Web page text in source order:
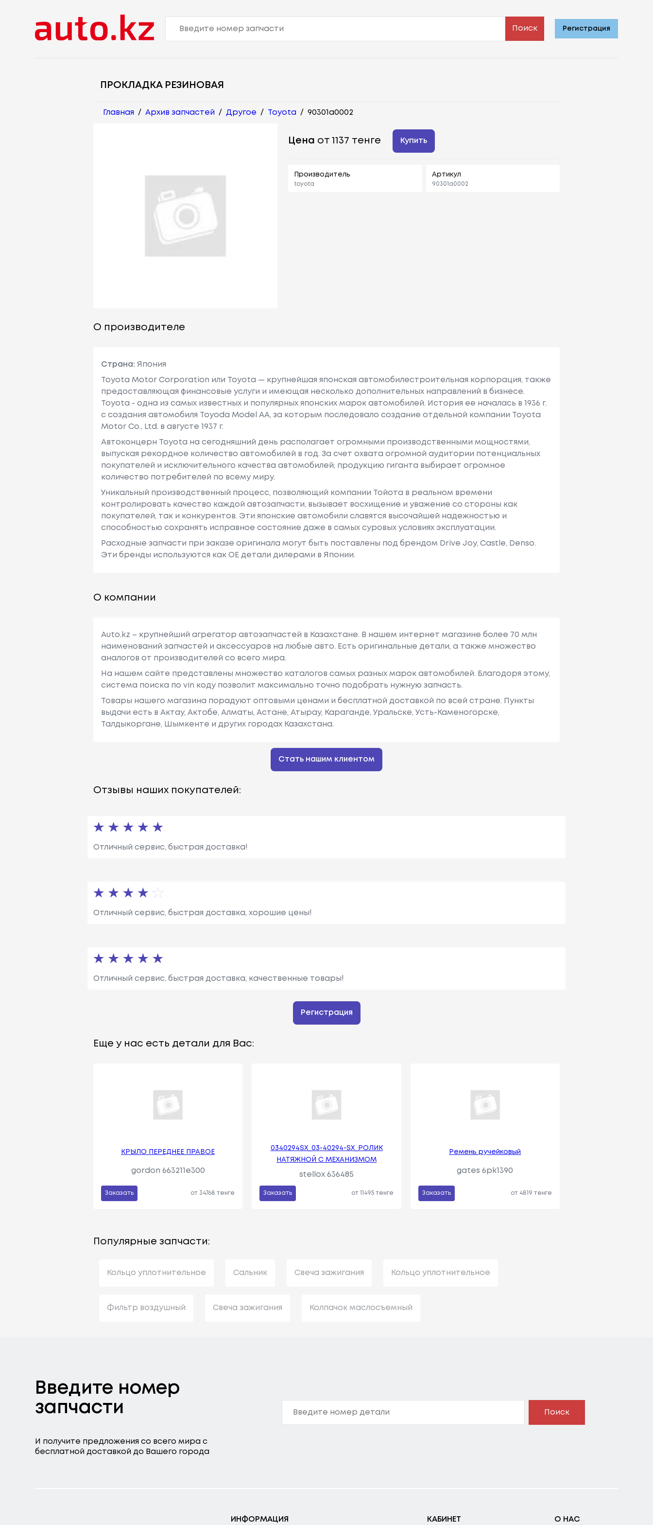
Поиск Регистрация
ПРОКЛАДКА РЕЗИНОВАЯ
Главная / Архив запчастей / Другое / Toyota / 90301a0002
Цена от 1137 тенге Купить
Производитель
toyota
Артикул
90301a0002
О производителе
Страна: Япония
Toyota Motor Corporation или Toyota — крупнейшая японская автомобилестроительная корпорация, также
предоставляющая финансовые услуги и имеющая несколько дополнительных направлений в бизнесе.
Toyota - одна из самых известных и популярных японских марок автомобилей. История ее началась в 1936 г.
с создания автомобиля Toyoda Model AA, за которым последовало создание отдельной компании Toyota
Motor Co., Ltd. в августе 1937 г.
Автоконцерн Toyota на сегодняшний день располагает огромными производственными мощностями,
выпуская рекордное количество автомобилей в год. За счет охвата огромной аудитории потенциальных
покупателей и исключительного качества автомобилей, продукцию гиганта выбирает огромное
количество потребителей по всему миру.
Уникальный производственный процесс, позволяющий компании Тойота в реальном времени
контролировать качество каждой автозапчасти, вызывает восхищение и уважение со стороны как
покупателей, так и конкурентов. Эти японские автомобили славятся высочайшей надежностью и
способностью сохранять исправное состояние даже в самых суровых условиях эксплуатации.
Расходные запчасти при заказе оригинала могут быть поставлены под брендом Drive Joy, Castle, Denso.
Эти бренды используются как ОЕ детали дилерами в Японии.
О компании
Auto.kz – крупнейший агрегатор автозапчастей в Казахстане. В нашем интернет магазине более 70 млн
наименований запчастей и аксессуаров на любые авто. Есть оригинальные детали, а также множество
аналогов от производителей со всего мира.
На нашем сайте представлены множество каталогов самых разных марок автомобилей. Благодоря этому,
система поиска по vin коду позволит максимально точно подобрать нужную запчасть.
Товары нашего магазина порадуют оптовыми ценами и бесплатной доставкой по всей стране. Пункты
выдачи есть в Актау, Актобе, Алматы, Астане, Атырау, Караганде, Уральске, Усть-Каменогорске,
Талдыкоргане, Шымкенте и других городах Казахстана.
Стать нашим клиентом
Отзывы наших покупателей:
Отличный сервис, быстрая доставка!
Отличный сервис, быстрая доставка, хорошие цены!
Отличный сервис, быстрая доставка, качественные товары!
Регистрация
Еще у нас есть детали для Вас:
КРЫЛО ПЕРЕДНЕЕ ПРАВОЕ
gordon 663211e300
Заказать от 34768 тенге
0340294SX_03-40294-SX_РОЛИК
НАТЯЖНОЙ C МЕХАНИЗМОМ
stellox 636485
Заказать от 11495 тенге
Ремень ручейковый
gates 6pk1390
Заказать от 4819 тенге
Популярные запчасти:
Кольцо уплотнительное Сальник Свеча зажигания Кольцо уплотнительное
Фильтр воздушный Свеча зажигания Колпачок маслосъемный
Введите номер
запчасти
И получите предложения со всего мира с
бесплатной доставкой до Вашего города
Поиск
ИНФОРМАЦИЯ КАБИНЕТ О НАС